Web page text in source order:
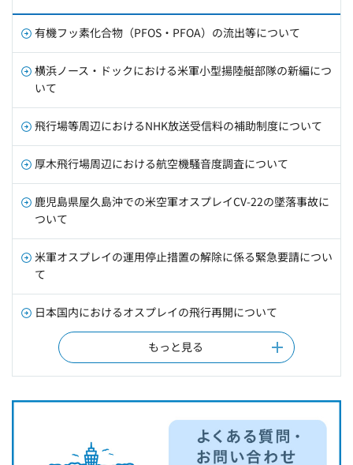
有機フッ素化合物（PFOS・PFOA）の流出等について
横浜ノース・ドックにおける米軍小型揚陸艇部隊の新編につ
いて
飛行場等周辺におけるNHK放送受信料の補助制度について
厚木飛行場周辺における航空機騒音度調査について
鹿児島県屋久島沖での米空軍オスプレイCV-22の墜落事故に
ついて
米軍オスプレイの運用停止措置の解除に係る緊急要請につい
て
日本国内におけるオスプレイの飛行再開について
もっと見る